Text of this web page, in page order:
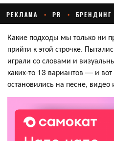
Какие подходы мы только ни
прийти к этой строчке.
играли со словами и
каких-то 13 вариантов — и
остановились на песне,